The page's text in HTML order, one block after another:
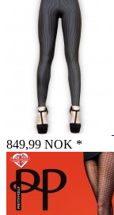
849,99 NOK *